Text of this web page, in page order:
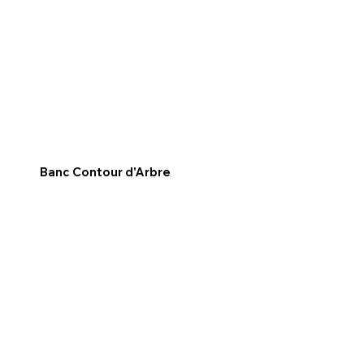
Banc Contour d'Arbre